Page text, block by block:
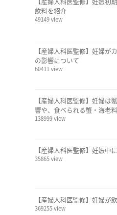
飲料を紹介
49149 view
【産婦人科医監修】妊婦が
の影響について
60411 view
【産婦人科医監修】妊婦は
響や、食べられる蟹・海老
138999 view
【産婦人科医監修】妊娠中
35865 view
【産婦人科医監修】妊婦が
369255 view